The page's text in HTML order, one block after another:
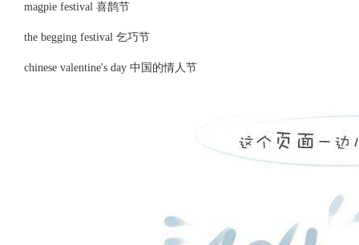
magpie festival 喜鹊节
the begging festival 乞巧节
chinese valentine's day 中国的情人节